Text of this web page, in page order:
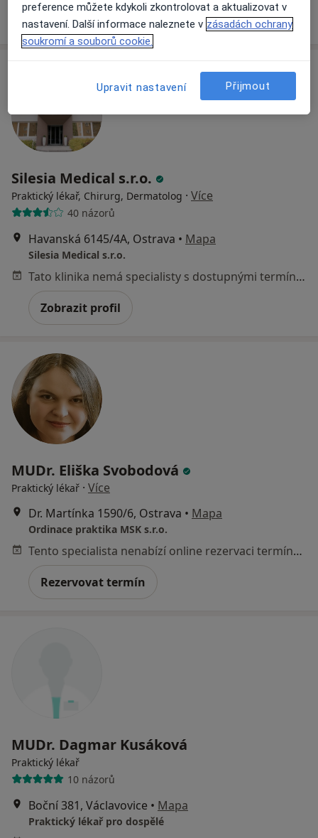
Rezervovat termín
Silesia Medical s.r.o.
Praktický lékař, Chirurg, Dermatolog · Více
40 názorů
Havanská 6145/4A, Ostrava • Mapa
Silesia Medical s.r.o.
Tato klinika nemá specialisty s dostupnými termíny v online kalendáři
Zobrazit profil
MUDr. Eliška Svobodová
Praktický lékař · Více
Dr. Martínka 1590/6, Ostrava • Mapa
Ordinace praktika MSK s.r.o.
Tento specialista nenabízí online rezervaci termínu na této adrese.
Rezervovat termín
MUDr. Dagmar Kusáková
Praktický lékař
10 názorů
Boční 381, Václavovice • Mapa
Praktický lékař pro dospělé
preference můžete kdykoli zkontrolovat a aktualizovat v
nastavení. Další informace naleznete v zásadách ochrany
soukromí a souborů cookie.
Upravit nastavení Přijmout